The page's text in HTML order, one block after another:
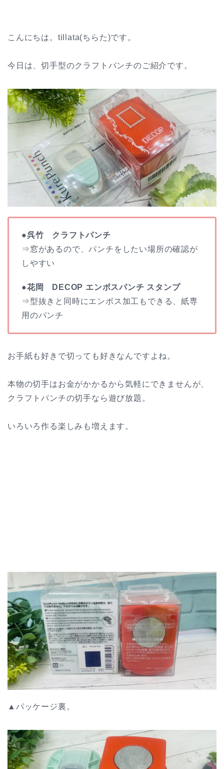
こんにちは。tillata(ちらた)です。
今日は、切手型のクラフトパンチのご紹介です。
●呉竹 クラフトパンチ
⇒窓があるので、パンチをしたい場所の確認が
しやすい
●花岡 DECOP エンボスパンチ スタンプ
⇒型抜きと同時にエンボス加工もできる、紙専
用のパンチ
お手紙も好きで切っても好きなんですよね。
本物の切手はお金がかかるから気軽にできませんが、
クラフトパンチの切手なら遊び放題。
いろいろ作る楽しみも増えます。
▲パッケージ裏。